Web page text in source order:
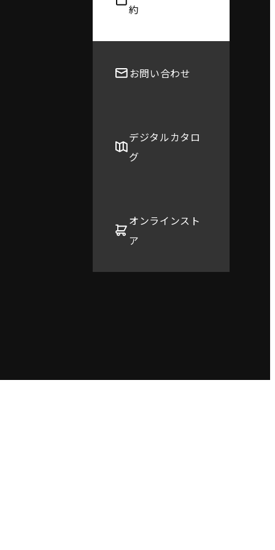
約
お問い合わせ
デジタルカタロ
グ
オンラインスト
ア